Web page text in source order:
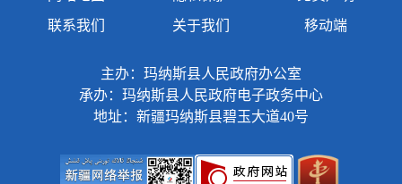
联系我们
关于我们 移动端
主办：玛纳斯县人民政府办公室
承办：玛纳斯县人民政府电子政务中心
地址：新疆玛纳斯县碧玉大道40号